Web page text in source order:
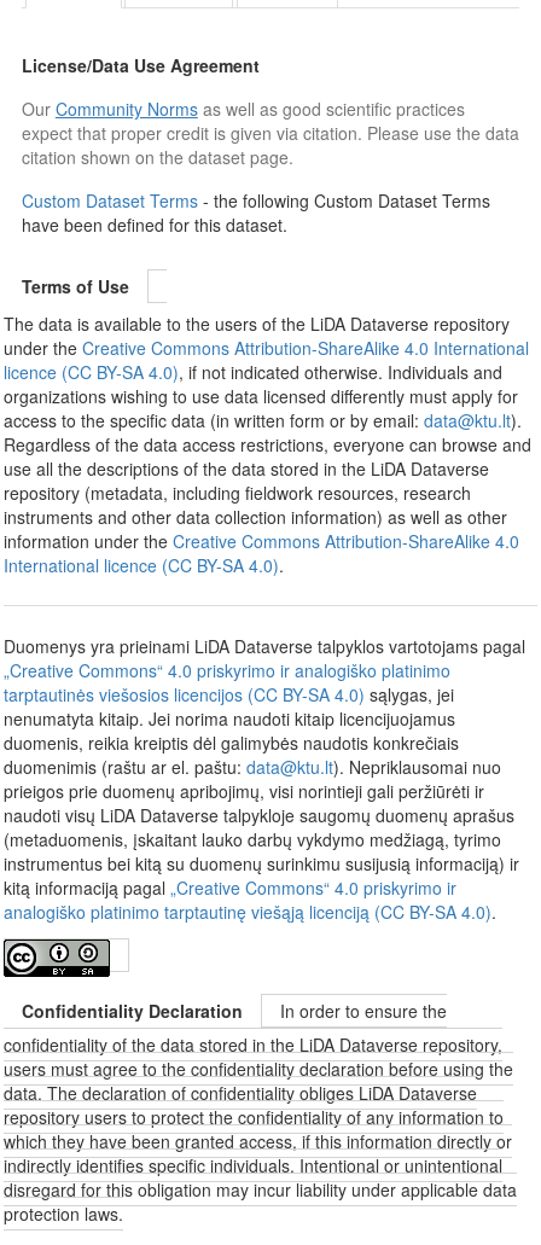
License/Data Use Agreement
Our Community Normsas well as good scientific practices
expect that proper credit is given via citation. Please use the data
citation shown on the dataset page.
Custom Dataset Terms - the following Custom Dataset Terms
have been defined for this dataset.
Terms of Use
The data is available to the users of the LiDA Dataverse repository
under the Creative Commons Attribution-ShareAlike 4.0 International
licence (CC BY-SA 4.0), if not indicated otherwise. Individuals and
organizations wishing to use data licensed differently must apply for
access to the specific data (in written form or by email: data@ktu.lt).
Regardless of the data access restrictions, everyone can browse and
use all the descriptions of the data stored in the LiDA Dataverse
repository (metadata, including fieldwork resources, research
instruments and other data collection information) as well as other
information under the Creative Commons Attribution-ShareAlike 4.0
International licence (CC BY-SA 4.0).
Duomenys yra prieinami LiDA Dataverse talpyklos vartotojams pagal
„Creative Commons“ 4.0 priskyrimo ir analogiško platinimo
tarptautinės viešosios licencijos (CC BY-SA 4.0) sąlygas, jei
nenumatyta kitaip. Jei norima naudoti kitaip licencijuojamus
duomenis, reikia kreiptis dėl galimybės naudotis konkrečiais
duomenimis (raštu ar el. paštu: data@ktu.lt). Nepriklausomai nuo
prieigos prie duomenų apribojimų, visi norintieji gali peržiūrėti ir
naudoti visų LiDA Dataverse talpykloje saugomų duomenų aprašus
(metaduomenis, įskaitant lauko darbų vykdymo medžiagą, tyrimo
instrumentus bei kitą su duomenų surinkimu susijusią informaciją) ir
kitą informaciją pagal „Creative Commons“ 4.0 priskyrimo ir
analogiško platinimo tarptautinę viešąją licenciją (CC BY-SA 4.0).
Confidentiality Declaration
In order to ensure the
confidentiality of the data stored in the LiDA Dataverse repository,
users must agree to the confidentiality declaration before using the
data. The declaration of confidentiality obliges LiDA Dataverse
repository users to protect the confidentiality of any information to
which they have been granted access, if this information directly or
indirectly identifies specific individuals. Intentional or unintentional
disregard for this obligation may incur liability under applicable data
protection laws.